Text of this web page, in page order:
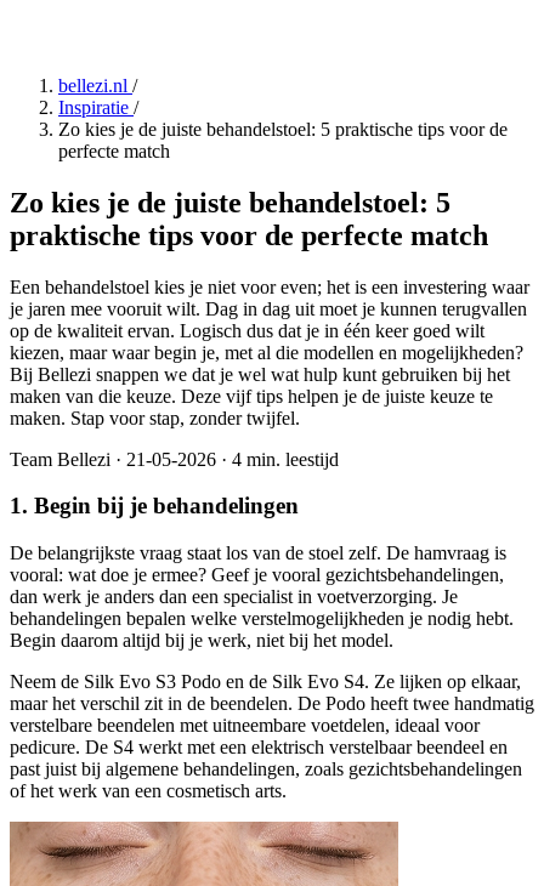
bellezi.nl /
Inspiratie /
Zo kies je de juiste behandelstoel: 5 praktische tips voor de
perfecte match
Zo kies je de juiste behandelstoel: 5
praktische tips voor de perfecte match
Een behandelstoel kies je niet voor even; het is een investering waar
je jaren mee vooruit wilt. Dag in dag uit moet je kunnen terugvallen
op de kwaliteit ervan. Logisch dus dat je in één keer goed wilt
kiezen, maar waar begin je, met al die modellen en mogelijkheden?
Bij Bellezi snappen we dat je wel wat hulp kunt gebruiken bij het
maken van die keuze. Deze vijf tips helpen je de juiste keuze te
maken. Stap voor stap, zonder twijfel.
Team Bellezi · 21-05-2026 · 4 min. leestijd
1. Begin bij je behandelingen
De belangrijkste vraag staat los van de stoel zelf. De hamvraag is
vooral: wat doe je ermee? Geef je vooral gezichtsbehandelingen,
dan werk je anders dan een specialist in voetverzorging. Je
behandelingen bepalen welke verstelmogelijkheden je nodig hebt.
Begin daarom altijd bij je werk, niet bij het model.
Neem de Silk Evo S3 Podo en de Silk Evo S4. Ze lijken op elkaar,
maar het verschil zit in de beendelen. De Podo heeft twee handmatig
verstelbare beendelen met uitneembare voetdelen, ideaal voor
pedicure. De S4 werkt met een elektrisch verstelbaar beendeel en
past juist bij algemene behandelingen, zoals gezichtsbehandelingen
of het werk van een cosmetisch arts.